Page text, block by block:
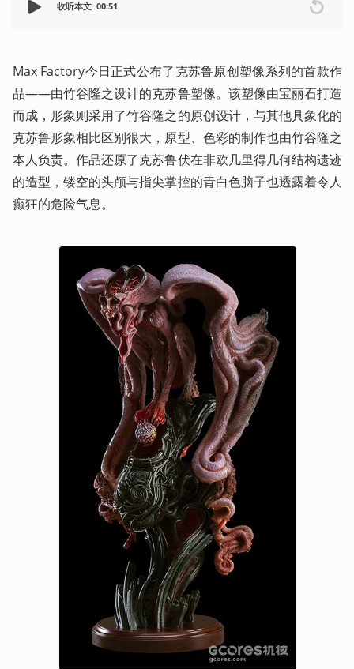
收听本文 00:51
Max Factory今日正式公布了克苏鲁原创塑像系列的首款作
品——由竹谷隆之设计的克苏鲁塑像。该塑像由宝丽石打造
而成，形象则采用了竹谷隆之的原创设计，与其他具象化的
克苏鲁形象相比区别很大，原型、色彩的制作也由竹谷隆之
本人负责。作品还原了克苏鲁伏在非欧几里得几何结构遗迹
的造型，镂空的头颅与指尖掌控的青白色脑子也透露着令人
癫狂的危险气息。